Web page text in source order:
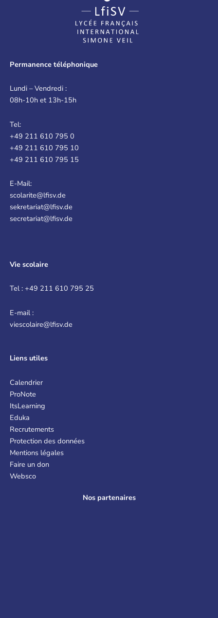
Permanence téléphonique
Lundi – Vendredi :
08h-10h et 13h-15h
Tel:
+49 211 610 795 0
+49 211 610 795 10
+49 211 610 795 15
E-Mail:
scolarite@lfisv.de
sekretariat@lfisv.de
secretariat@lfisv.de
Vie scolaire
Tel : +49 211 610 795 25
E-mail :
viescolaire@lfisv.de
Liens utiles
Calendrier
ProNote
ItsLearning
Eduka
Recrutements
Protection des données
Mentions légales
Faire un don
Websco
Nos partenaires